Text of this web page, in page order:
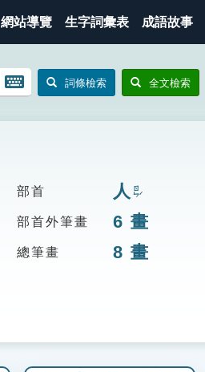
網站導覽 生字詞彙表 成語故事
開
鍵
詞條檢索 全文檢索
部首 人 ㄖㄣˊ
部首外筆畫 6 畫
總筆畫 8 畫